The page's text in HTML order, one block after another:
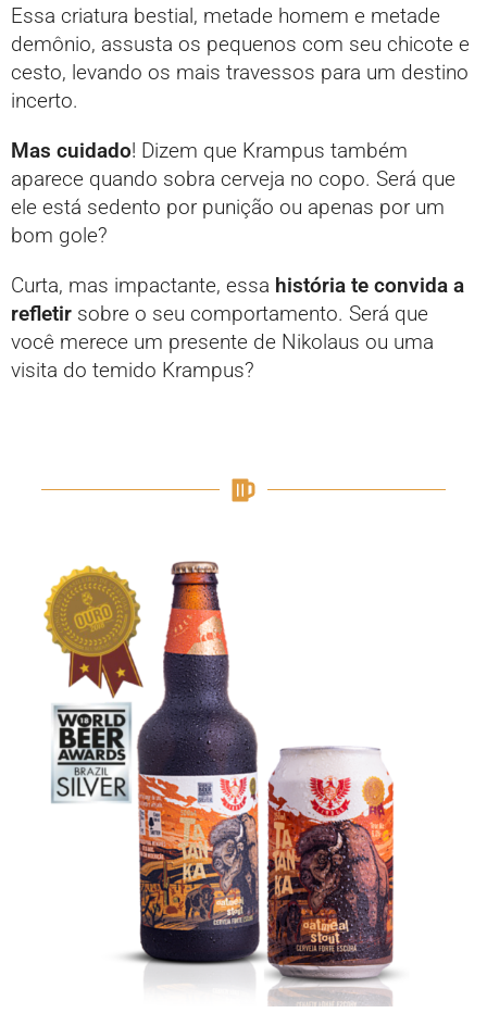
Essa criatura bestial, metade homem e metade
demônio, assusta os pequenos com seu chicote e
cesto, levando os mais travessos para um destino
incerto.
Mas cuidado! Dizem que Krampus também
aparece quando sobra cerveja no copo. Será que
ele está sedento por punição ou apenas por um
bom gole?
Curta, mas impactante, essa história te convida a
refletir sobre o seu comportamento. Será que
você merece um presente de Nikolaus ou uma
visita do temido Krampus?